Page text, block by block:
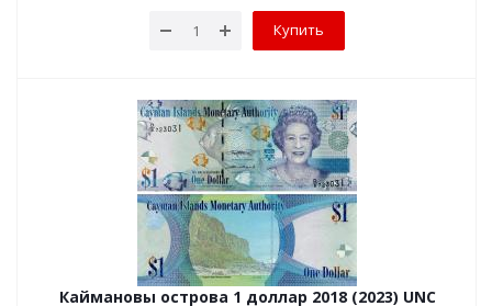
Купить
Каймановы острова 1 доллар 2018 (2023) UNC